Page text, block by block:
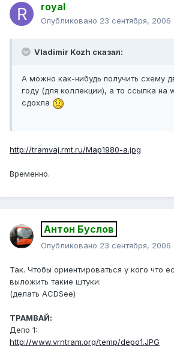
royal
Опубликовано 23 сентября, 2006
Vladimir Kozh сказал:
А можно как-нибудь получить схему
году (для коллекции), а то ссылка на
сдохла
http://tramvaj.rmt.ru/Map1980-a.jpg
Временно.
Антон Буслов
Опубликовано 23 сентября, 2006
Так. Чтобы ориентироваться у кого что
выложить такие штуки:
(делать ACDSee)
ТРАМВАЙ:
Депо 1:
http://www.vrntram.org/temp/depo1.JPG